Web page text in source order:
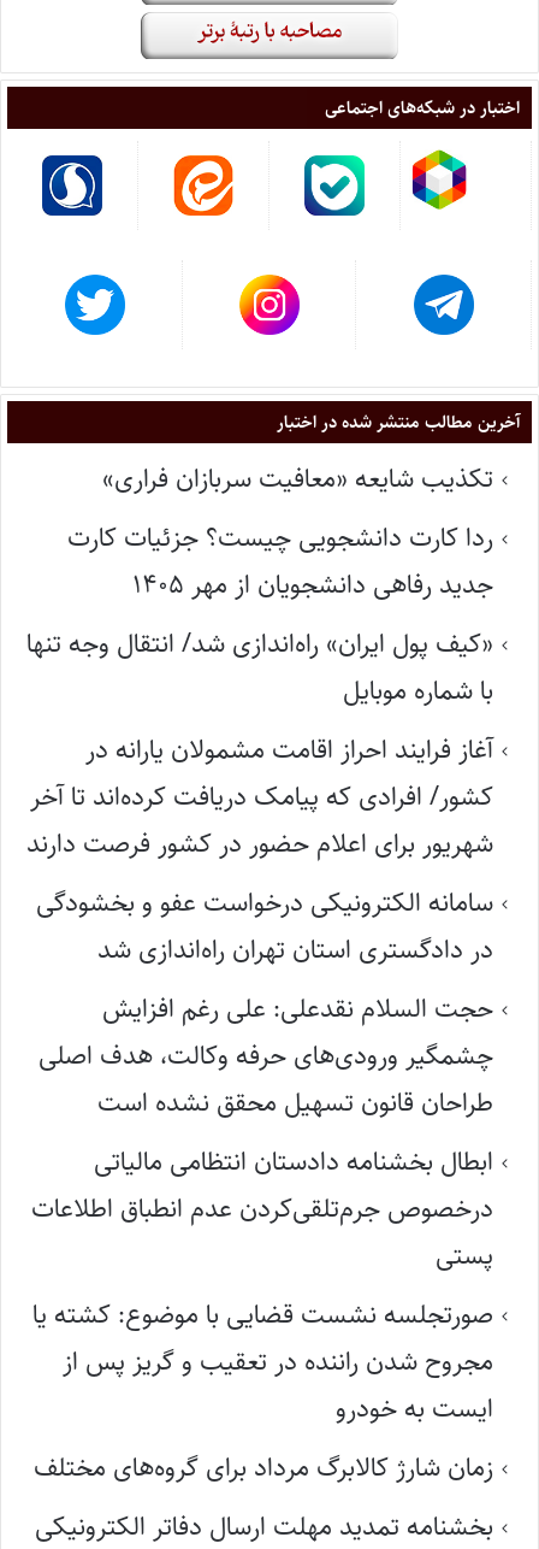
اختبار در شبکه‌های اجتماعی
آخرین مطالب منتشر شده در اختبار
تکذیب شایعه «معافیت سربازان فراری»
ردا کارت دانشجویی چیست؟ جزئیات کارت
جدید رفاهی دانشجویان از مهر ۱۴۰۵
«کیف پول ایران» راه‌اندازی شد/ انتقال وجه تنها
با شماره موبایل
آغاز فرایند احراز اقامت مشمولان یارانه در
کشور/ افرادی که پیامک دریافت کرده‌اند تا آخر
شهریور برای اعلام حضور در کشور فرصت دارند
سامانه الکترونیکی درخواست عفو و بخشودگی
در دادگستری استان تهران راه‌اندازی شد
حجت السلام نقدعلی: علی رغم افزایش
چشمگیر ورودی‌های حرفه وکالت، هدف اصلی
طراحان قانون تسهیل محقق نشده است
ابطال بخشنامه دادستان انتظامی مالیاتی
درخصوص جرم‌تلقی‌کردن عدم انطباق اطلاعات
پستی
صورتجلسه نشست قضایی با موضوع: کشته یا
مجروح شدن راننده در تعقیب و گریز پس از
ایست به خودرو
زمان شارژ کالابرگ مرداد برای گروه‌های مختلف
بخشنامه تمدید مهلت ارسال دفاتر الکترونیکی